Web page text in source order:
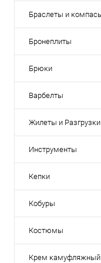
Браслеты и
Бронеплиты
Брюки
Варбелты
Жилеты и Разгрузки
Инструменты
Кепки
Кобуры
Костюмы
Крем камуфляжный